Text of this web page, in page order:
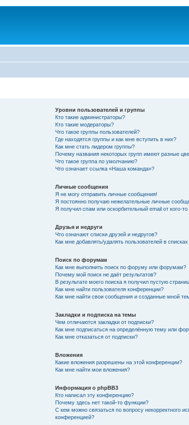
Уровни пользователей и группы
Кто такие администраторы?
Кто такие модераторы?
Что такое группы пользователей?
Где находятся группы и как мне вступить в них?
Как мне стать лидером группы?
Почему названия некоторых групп имеют разные
Что такое группа по умолчанию?
Что означает ссылка «Наша команда»?
Личные сообщения
Я не могу отправить личные сообщения!
Я постоянно получаю нежелательные личные
Я получил спам или оскорбительный email от кого-
Друзья и недруги
Что означают списки друзей и недругов?
Как мне добавлять/удалять пользователей в
Поиск по форумам
Как мне выполнить поиск по форуму или форумам?
Почему мой поиск не даёт результатов?
В результате моего поиска я получил пустую
Как мне найти пользователя конференции?
Как мне найти свои сообщения и созданные мной
Закладки и подписка на темы
Чем отличаются закладки от подписки?
Как мне подписаться на определённую тему или
Как мне отказаться от подписки?
Вложения
Какие вложения разрешены на этой конференции?
Как мне найти мои вложения?
Информация о phpBB3
Кто написал эту конференцию?
Почему здесь нет такой-то функции?
С кем можно связаться по вопросу некорректного
конференцией?